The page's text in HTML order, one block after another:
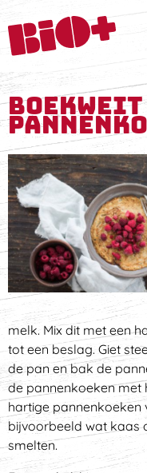
Boekweit
melk. Mix dit met een
tot een beslag. Giet
de pan en bak de
de pannenkoeken met
hartige
bijvoorbeeld wat kaas
smelten.